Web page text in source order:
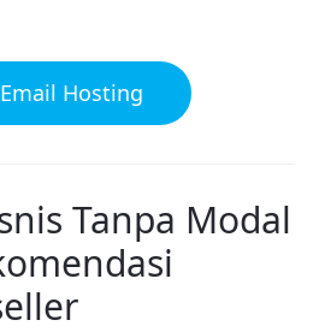
Hosting
Tanpa Modal